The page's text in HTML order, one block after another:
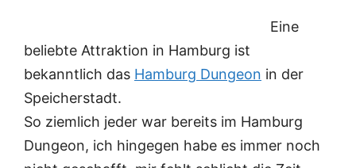
Eine
beliebte Attraktion in Hamburg ist
bekanntlich das Hamburg Dungeon in der
Speicherstadt.
So ziemlich jeder war bereits im Hamburg
Dungeon, ich hingegen habe es immer noch